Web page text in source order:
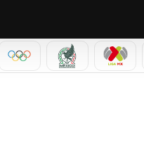
2026
OLÍMPICOSSELECCIÓNLIGA